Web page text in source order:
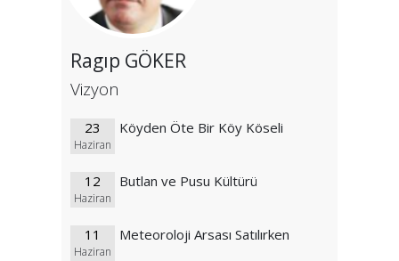
Ragıp GÖKER
Vizyon
23
Haziran
Köyden Öte Bir Köy Köseli
12
Haziran
Butlan ve Pusu Kültürü
11
Haziran
Meteoroloji Arsası Satılırken